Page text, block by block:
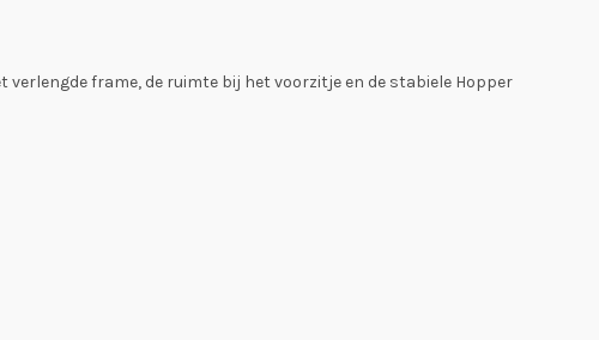
frame, de ruimte bij het voorzitje en de stabiele Hopper